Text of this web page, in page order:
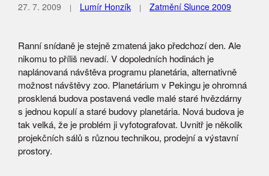
27. 7. 2009 Lumír Honzík Zatmění Slunce 2009
Ranní snídaně je stejně zmatená jako předchozí den. Ale
nikomu to příliš nevadí. V dopoledních hodinách je
naplánovaná návštěva programu planetária, alternativně
možnost návštěvy zoo. Planetárium v Pekingu je ohromná
prosklená budova postavená vedle malé staré hvězdárny
s jednou kopulí a staré budovy planetária. Nová budova je
tak velká, že je problém ji vyfotografovat. Uvnitř je několik
projekčních sálů s různou technikou, prodejní a výstavní
prostory.